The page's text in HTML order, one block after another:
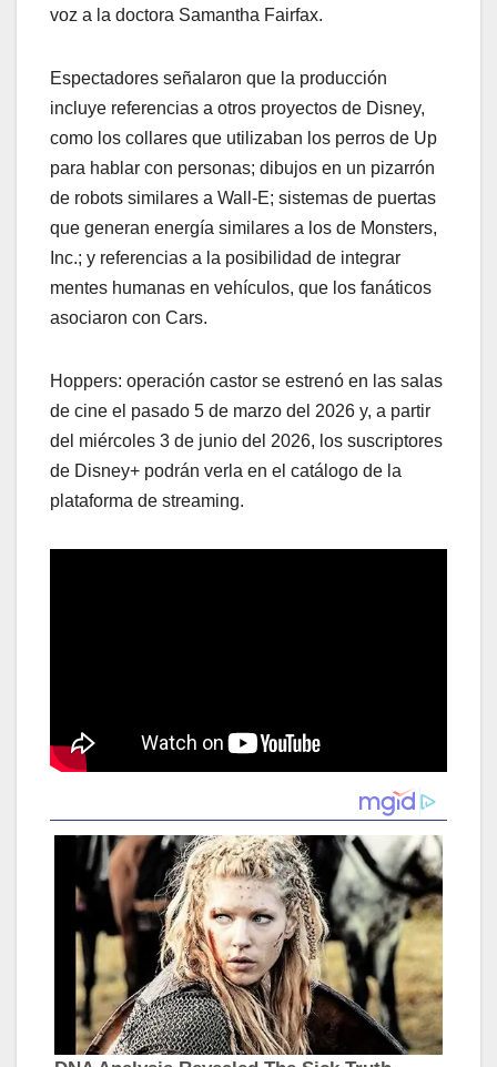
voz a la doctora Samantha Fairfax.
Espectadores señalaron que la producción
incluye referencias a otros proyectos de Disney,
como los collares que utilizaban los perros de Up
para hablar con personas; dibujos en un pizarrón
de robots similares a Wall-E; sistemas de puertas
que generan energía similares a los de Monsters,
Inc.; y referencias a la posibilidad de integrar
mentes humanas en vehículos, que los fanáticos
asociaron con Cars.
Hoppers: operación castor se estrenó en las salas
de cine el pasado 5 de marzo del 2026 y, a partir
del miércoles 3 de junio del 2026, los suscriptores
de Disney+ podrán verla en el catálogo de la
plataforma de streaming.